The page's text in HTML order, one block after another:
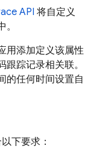
API 将自定义
用添加定义该属性
踪记录相关联。
的任何时间设置自
下要求：